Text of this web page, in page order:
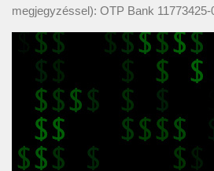
megjegyzéssel): OTP Bank 11773425-